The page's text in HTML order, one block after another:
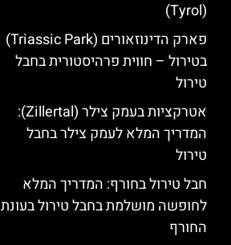
(Tyrol)
פארק הדינוזאורים (Triassic Park)
בטירול – חווית פרהיסטורית בחבל
טירול
אטרקציות בעמק צילר (Zillertal):
המדריך המלא לעמק צילר בחבל
טירול
חבל טירול בחורף: המדריך המלא
לחופשה מושלמת בחבל טירול בעונת
החורף